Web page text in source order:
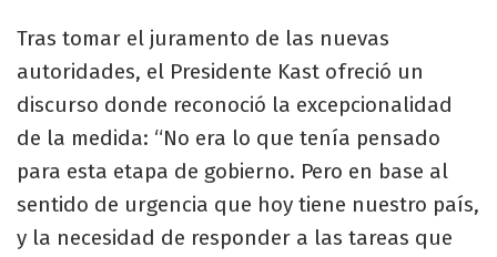
​Tras tomar el juramento de las nuevas
autoridades, el Presidente Kast ofreció un
discurso donde reconoció la excepcionalidad
de la medida: “No era lo que tenía pensado
para esta etapa de gobierno. Pero en base al
sentido de urgencia que hoy tiene nuestro país,
y la necesidad de responder a las tareas que